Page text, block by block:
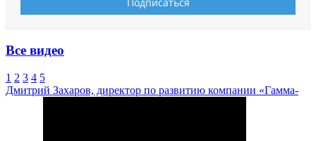
Все видео
1 2 3 4 5
Дмитрий Захаров, директор по развитию компании «Гамма-